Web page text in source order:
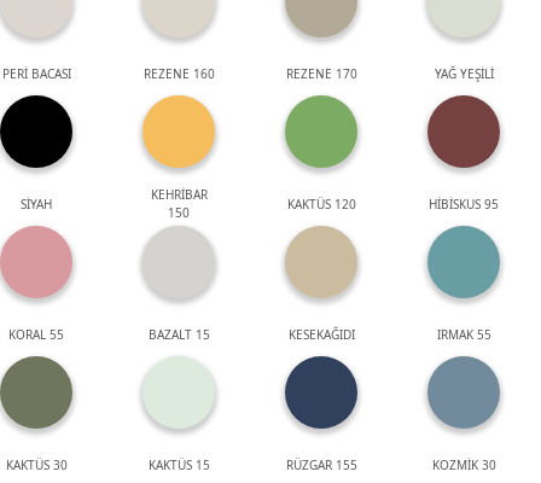
PERİ BACASI REZENE 160 REZENE 170 YAĞ YEŞİLİ
SİYAH
KEHRİBAR
150
KAKTÜS 120 HİBİSKUS 95
KORAL 55 BAZALT 15 KESEKAĞIDI IRMAK 55
KAKTÜS 30 KAKTÜS 15 RÜZGAR 155 KOZMİK 30